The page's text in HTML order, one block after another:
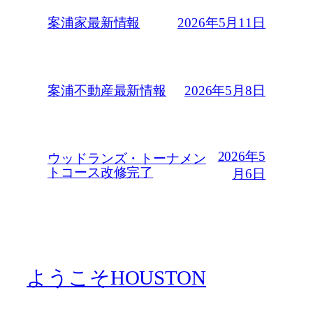
案浦家最新情報 2026年5月11日
案浦不動産最新情報 2026年5月8日
ウッドランズ・トーナメン
トコース改修完了
2026年5
月6日
ようこそHOUSTON